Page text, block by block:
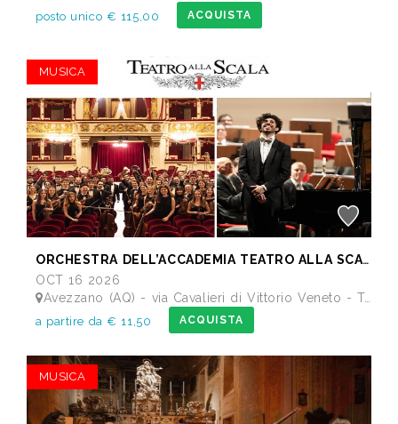
posto unico € 115,00 ACQUISTA
MUSICA
ORCHESTRA DELL’ACCADEMIA TEATRO ALLA SCALA di Milano
OCT 16 2026
Avezzano (AQ) - via Cavalieri di Vittorio Veneto - Teatro dei Marsi
a partire da € 11,50 ACQUISTA
MUSICA